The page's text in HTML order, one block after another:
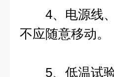
4、电源线、
不应随意移动。
5、低温试验